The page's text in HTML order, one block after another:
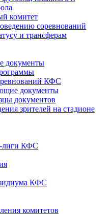
комитет
соревнований
и трансферам
документы
КФС
документы
документов
зрителей на стадионе
лиги КФС
КФС
комитетов